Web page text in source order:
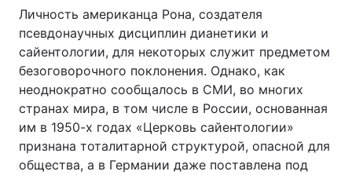
Личность американца Рона, создателя
псевдонаучных дисциплин дианетики и
сайентологии, для некоторых служит предметом
безоговорочного поклонения. Однако, как
неоднократно сообщалось в СМИ, во многих
странах мира, в том числе в России, основанная
им в 1950-х годах «Церковь сайентологии»
признана тоталитарной структурой, опасной для
общества, а в Германии даже поставлена под